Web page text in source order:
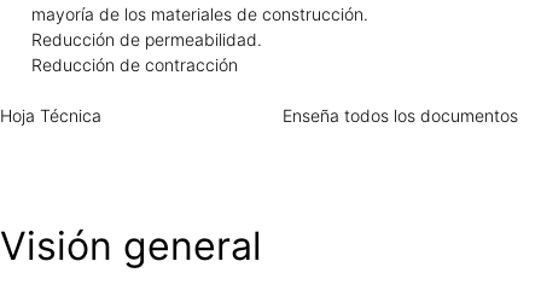
mayoría de los materiales de construcción.
Reducción de permeabilidad.
Reducción de contracción
Hoja Técnica Enseña todos los documentos
Visión general